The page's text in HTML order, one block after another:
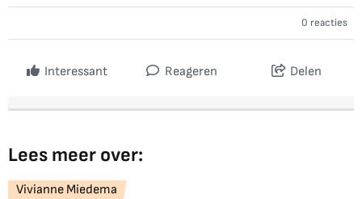
0 reacties
Interessant Reageren Delen
Lees meer over:
Vivianne Miedema